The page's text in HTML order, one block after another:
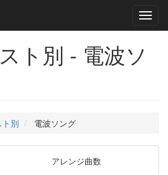
ト別 - 電波ソ
別 電波ソング
アレンジ曲数